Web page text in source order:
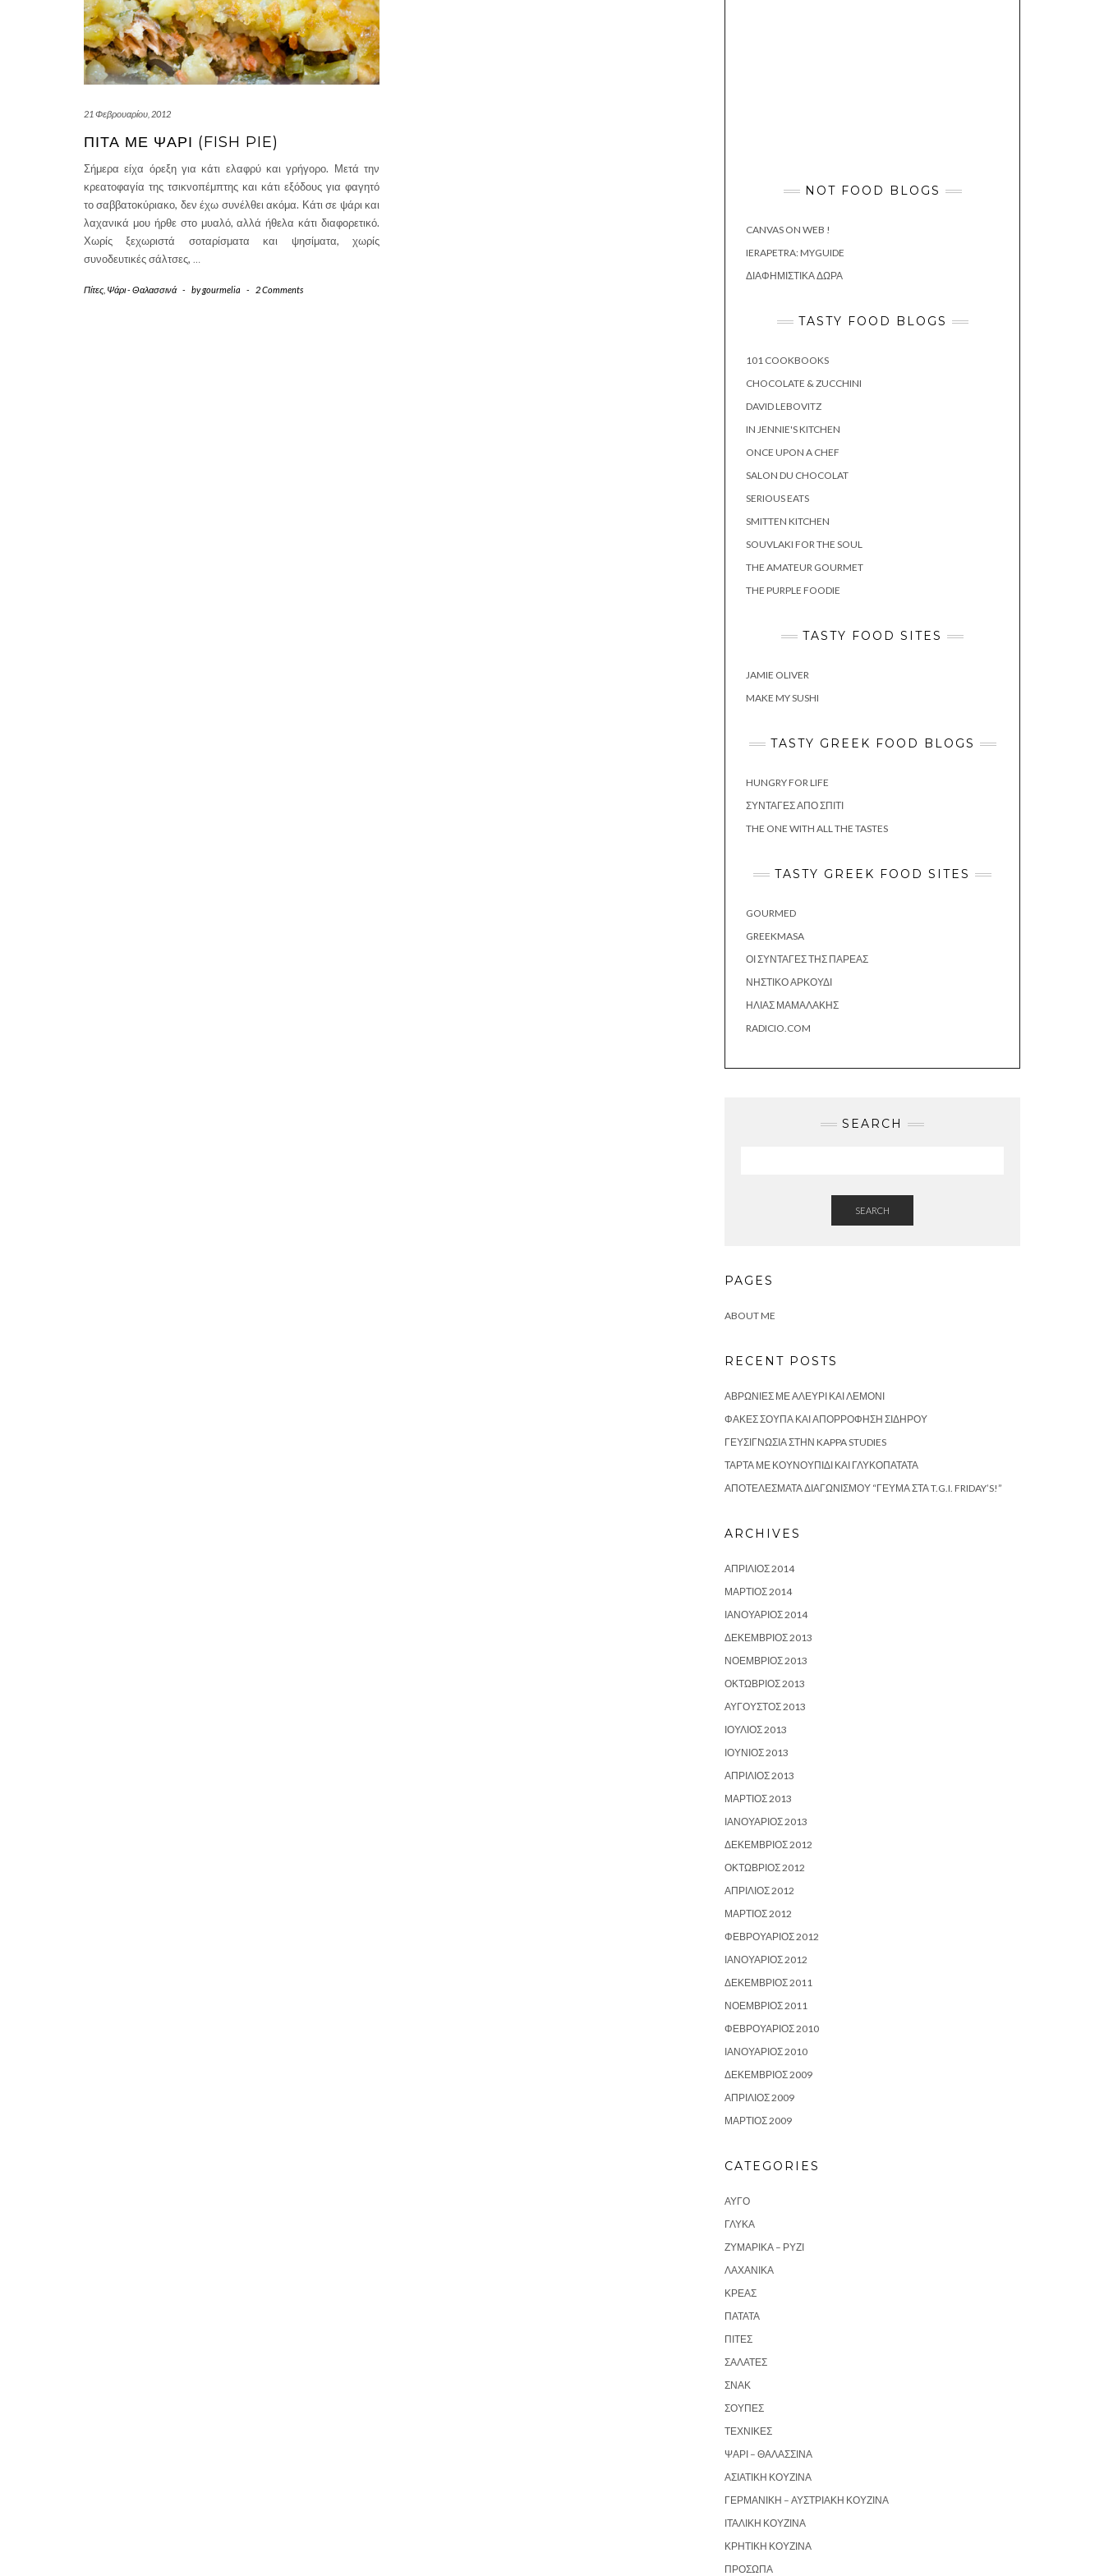
21 Φεβρουαρίου, 2012
ΠΊΤΑ ΜΕ ΨΆΡΙ (FISH PIE)
Σήμερα είχα όρεξη για κάτι ελαφρύ και γρήγορο. Μετά την
κρεατοφαγία της τσικνοπέμπτης και κάτι εξόδους για φαγητό
το σαββατοκύριακο, δεν έχω συνέλθει ακόμα. Κάτι σε ψάρι και
λαχανικά μου ήρθε στο μυαλό, αλλά ήθελα κάτι διαφορετικό.
Χωρίς ξεχωριστά σοταρίσματα και ψησίματα, χωρίς
συνοδευτικές σάλτσες, …
Πίτες Ψάρι - Θαλασσινά - bygourmelia - 2 Comments
NOT FOOD BLOGS
CANVAS ON WEB !
IERAPETRA: MYGUIDE
ΔΙΑΦΗΜΙΣΤΙΚΆ ΔΏΡΑ
TASTY FOOD BLOGS
101 COOKBOOKS
CHOCOLATE & ZUCCHINI
DAVID LEBOVITZ
IN JENNIE'S KITCHEN
ONCE UPON A CHEF
SALON DU CHOCOLAT
SERIOUS EATS
SMITTEN KITCHEN
SOUVLAKI FOR THE SOUL
THE AMATEUR GOURMET
THE PURPLE FOODIE
TASTY FOOD SITES
JAMIE OLIVER
MAKE MY SUSHI
TASTY GREEK FOOD BLOGS
HUNGRY FOR LIFE
ΣΥΝΤΑΓΈΣ ΑΠΌ ΣΠΊΤΙ
THE ONE WITH ALL THE TASTES
TASTY GREEK FOOD SITES
GOURMED
GREEKMASA
ΟΙ ΣΥΝΤΑΓΈΣ ΤΗΣ ΠΑΡΈΑΣ
ΝΗΣΤΙΚΌ ΑΡΚΟΎΔΙ
ΗΛΊΑΣ ΜΑΜΑΛΆΚΗΣ
RADICIO.COM
SEARCH
SEARCH
PAGES
ABOUT ME
RECENT POSTS
ΑΒΡΩΝΙΈΣ ΜΕ ΑΛΕΎΡΙ ΚΑΙ ΛΕΜΌΝΙ
ΦΑΚΈΣ ΣΟΎΠΑ ΚΑΙ ΑΠΟΡΡΌΦΗΣΗ ΣΙΔΉΡΟΥ
ΓΕΥΣΙΓΝΩΣΊΑ ΣΤΗΝ KAPPA STUDIES
ΤΆΡΤΑ ΜΕ ΚΟΥΝΟΥΠΊΔΙ ΚΑΙ ΓΛΥΚΟΠΑΤΆΤΑ
ΑΠΟΤΕΛΈΣΜΑΤΑ ΔΙΑΓΩΝΙΣΜΟΎ “ΓΕΎΜΑ ΣΤΑ T.G.I. FRIDAY’S!”
ARCHIVES
ΑΠΡΊΛΙΟΣ 2014
ΜΆΡΤΙΟΣ 2014
ΙΑΝΟΥΆΡΙΟΣ 2014
ΔΕΚΈΜΒΡΙΟΣ 2013
ΝΟΈΜΒΡΙΟΣ 2013
ΟΚΤΏΒΡΙΟΣ 2013
ΑΎΓΟΥΣΤΟΣ 2013
ΙΟΎΛΙΟΣ 2013
ΙΟΎΝΙΟΣ 2013
ΑΠΡΊΛΙΟΣ 2013
ΜΆΡΤΙΟΣ 2013
ΙΑΝΟΥΆΡΙΟΣ 2013
ΔΕΚΈΜΒΡΙΟΣ 2012
ΟΚΤΏΒΡΙΟΣ 2012
ΑΠΡΊΛΙΟΣ 2012
ΜΆΡΤΙΟΣ 2012
ΦΕΒΡΟΥΆΡΙΟΣ 2012
ΙΑΝΟΥΆΡΙΟΣ 2012
ΔΕΚΈΜΒΡΙΟΣ 2011
ΝΟΈΜΒΡΙΟΣ 2011
ΦΕΒΡΟΥΆΡΙΟΣ 2010
ΙΑΝΟΥΆΡΙΟΣ 2010
ΔΕΚΈΜΒΡΙΟΣ 2009
ΑΠΡΊΛΙΟΣ 2009
ΜΆΡΤΙΟΣ 2009
CATEGORIES
ΑΥΓΌ
ΓΛΥΚΆ
ΖΥΜΑΡΙΚΆ – ΡΎΖΙ
ΛΑΧΑΝΙΚΆ
ΚΡΈΑΣ
ΠΑΤΆΤΑ
ΠΊΤΕΣ
ΣΑΛΆΤΕΣ
ΣΝΑΚ
ΣΟΎΠΕΣ
ΤΕΧΝΙΚΈΣ
ΨΆΡΙ – ΘΑΛΑΣΣΙΝΆ
ΑΣΙΑΤΙΚΉ ΚΟΥΖΊΝΑ
ΓΕΡΜΑΝΙΚΉ – ΑΥΣΤΡΙΑΚΉ ΚΟΥΖΊΝΑ
ΙΤΑΛΙΚΉ ΚΟΥΖΊΝΑ
ΚΡΗΤΙΚΉ ΚΟΥΖΊΝΑ
ΠΡΌΣΩΠΑ